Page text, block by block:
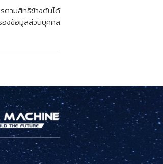
ตามสิทธิข้างต้นได้
องข้อมูลส่วนบุคคล